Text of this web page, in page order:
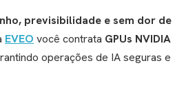
previsibilidade e sem dor de
EVEO você contrata GPUs NVIDIA
operações de IA seguras e